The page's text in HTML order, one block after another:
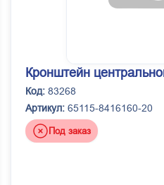
Кронштейн
Код: 83268
Артикул: 65115-8416160-20
Под заказ